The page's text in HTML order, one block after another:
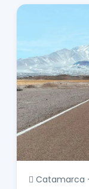
Catamarca